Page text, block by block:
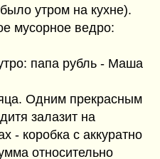
утром на кухне).
мусорное ведро:
папа рубль - Маша
Одним прекрасным
залазит на
- коробка с аккуратно
относительно